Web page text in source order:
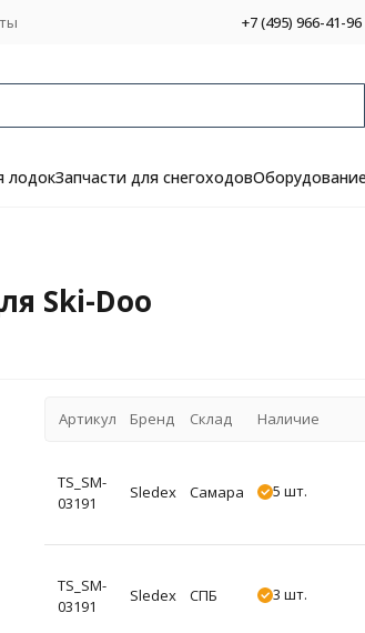
+7 (495) 966-41-96
лодокЗапчасти для снегоходов
Ski-Doo
Артикул Бренд Склад Наличие
TS_SM-
03191
Sledex Самара 5 шт.
TS_SM-
03191
Sledex СПБ 3 шт.